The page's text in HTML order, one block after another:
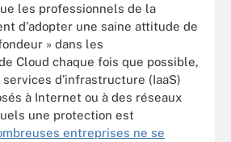
les professionnels de la
d'adopter une saine attitude de
» dans les
Cloud chaque fois que possible,
d’infrastructure (IaaS)
à Internet ou à des réseaux
une protection est
entreprises ne se